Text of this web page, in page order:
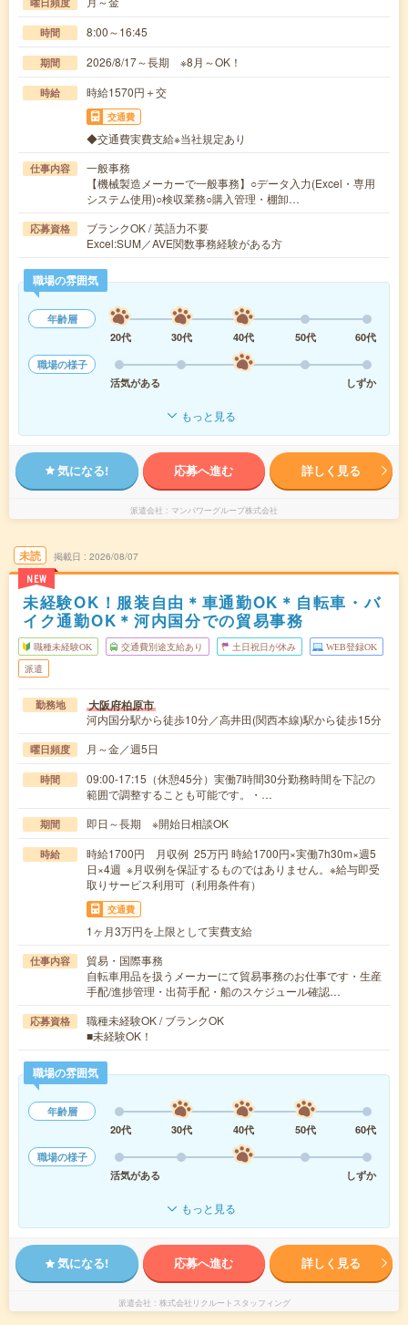
時間 8:00～16:45
期間 2026/8/17～長期 ※8月～OK！
時給 時給1570円＋交
交通費
◆交通費実費支給※当社規定あり
仕事内容
一般事務
【機械製造メーカーで一般事務】○データ入力(Excel・専用
システム使用)○検収業務○購入管理・棚卸…
応募資格
ブランクOK / 英語力不要
Excel:SUM／AVE関数事務経験がある方
職場の雰囲気
年齢層
20代
30代 40代 50代
60代
職場の様子
活気がある
しずか
もっと見る
気になる! 応募へ進む 詳しく見る
派遣会社 マンパワーグループ株式会社
未読
NEW
掲載日 2026/08/07
未経験OK！服装自由＊車通勤OK＊自転車・バ
イク通勤OK＊河内国分での貿易事務
職種未経験OK 交通費別途支給あり 土日祝日が休み WEB登録OK
派遣
勤務地 大阪府柏原市
河内国分駅から徒歩10分／高井田(関西本線)駅から徒歩15分
曜日頻度 月～金／週5日
時間
09:00-17:15（休憩45分）実働7時間30分勤務時間を下記の
範囲で調整することも可能です。・…
期間 即日～長期 ※開始日相談OK
時給
時給1700円 月収例 25万円 時給1700円×実働7h30m×週5
日×4週 ※月収例を保証するものではありません。※給与即受
取りサービス利用可（利用条件有）
交通費
1ヶ月3万円を上限として実費支給
仕事内容
貿易・国際事務
自転車用品を扱うメーカーにて貿易事務のお仕事です・生産
手配/進捗管理・出荷手配・船のスケジュール確認…
応募資格
職種未経験OK / ブランクOK
■未経験OK！
職場の雰囲気
年齢層
20代
30代 40代 50代
60代
職場の様子
活気がある
しずか
もっと見る
気になる! 応募へ進む 詳しく見る
派遣会社 株式会社リクルートスタッフィング